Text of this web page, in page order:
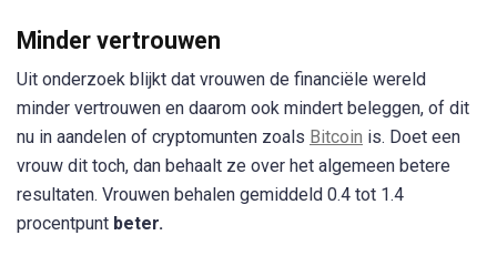
Minder vertrouwen
Uit onderzoek blijkt dat vrouwen de financiële wereld
minder vertrouwen en daarom ook mindert beleggen, of dit
nu in aandelen of cryptomunten zoals Bitcoin is. Doet een
vrouw dit toch, dan behaalt ze over het algemeen betere
resultaten. Vrouwen behalen gemiddeld 0.4 tot 1.4
procentpunt beter.